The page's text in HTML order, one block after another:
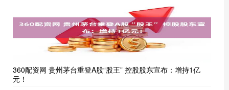
360配资网 贵州茅台重登A股“股王” 控股股东宣布：增持1亿
元！